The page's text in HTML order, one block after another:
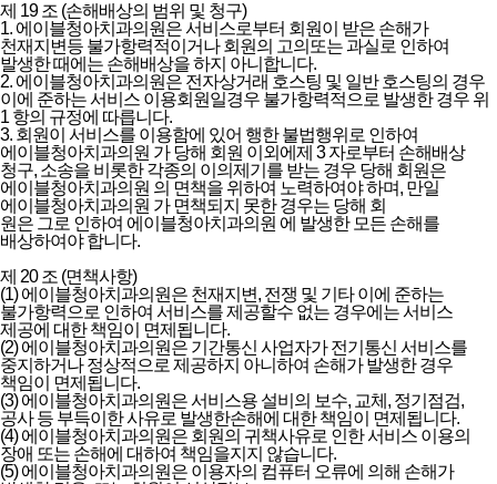
제 19 조 (손해배상의 범위 및 청구)
1. 에이블청아치과의원은 서비스로부터 회원이 받은 손해가
천재지변등 불가항력적이거나 회원의 고의또는 과실로 인하여
발생한 때에는 손해배상을 하지 아니합니다.
2. 에이블청아치과의원은 전자상거래 호스팅 및 일반 호스팅의 경우
이에 준하는 서비스 이용회원일경우 불가항력적으로 발생한 경우 위
1 항의 규정에 따릅니다.
3. 회원이 서비스를 이용함에 있어 행한 불법행위로 인하여
에이블청아치과의원 가 당해 회원 이외에제 3 자로부터 손해배상
청구, 소송을 비롯한 각종의 이의제기를 받는 경우 당해 회원은
에이블청아치과의원 의 면책을 위하여 노력하여야 하며, 만일
에이블청아치과의원 가 면책되지 못한 경우는 당해 회
원은 그로 인하여 에이블청아치과의원 에 발생한 모든 손해를
배상하여야 합니다.
제 20 조 (면책사항)
(1) 에이블청아치과의원은 천재지변, 전쟁 및 기타 이에 준하는
불가항력으로 인하여 서비스를 제공할수 없는 경우에는 서비스
제공에 대한 책임이 면제됩니다.
(2) 에이블청아치과의원은 기간통신 사업자가 전기통신 서비스를
중지하거나 정상적으로 제공하지 아니하여 손해가 발생한 경우
책임이 면제됩니다.
(3) 에이블청아치과의원은 서비스용 설비의 보수, 교체, 정기점검,
공사 등 부득이한 사유로 발생한손해에 대한 책임이 면제됩니다.
(4) 에이블청아치과의원은 회원의 귀책사유로 인한 서비스 이용의
장애 또는 손해에 대하여 책임을지지 않습니다.
(5) 에이블청아치과의원은 이용자의 컴퓨터 오류에 의해 손해가